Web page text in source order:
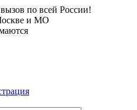
по всей России!
и МО